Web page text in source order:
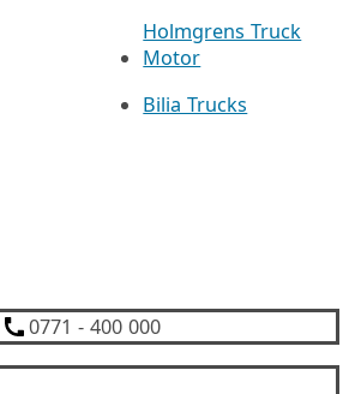
Holmgrens Truck
Motor
Bilia Trucks
0771 - 400 000